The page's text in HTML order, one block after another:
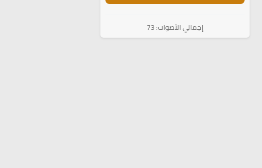
إجمالي الأصوات: 73